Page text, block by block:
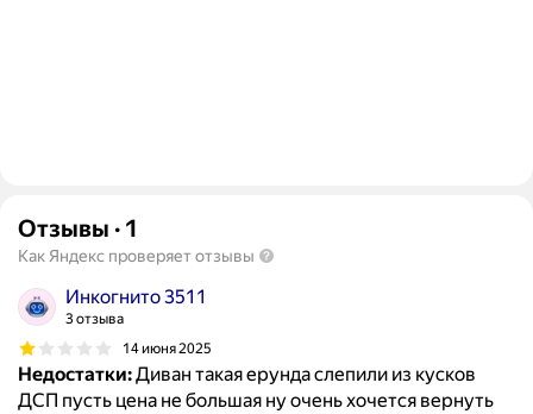
Отзывы · 1
Как Яндекс проверяет отзывы
Инкогнито 3511
3 отзыва
14 июня 2025
Недостатки:Диван такая ерунда слепили из кусков
ДСП пусть цена не большая ну очень хочется вернуть